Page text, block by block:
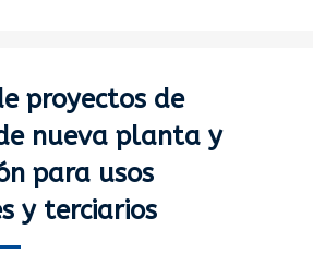
proyectos de
nueva planta y
para usos
y terciarios